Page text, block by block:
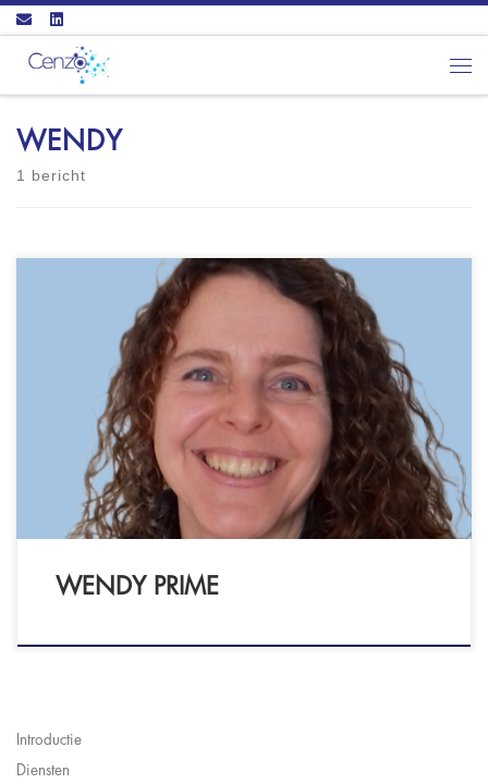
Ga naar inhoud
WENDY
1 bericht
Psychologenpraktijk Prime Zeddamseweg 77
7041 CN 's-HEERENBERG - GZ-psycholoog
(BIG: 99913092925) - NIP geregistreerd
WENDY PRIME
Introductie
Diensten